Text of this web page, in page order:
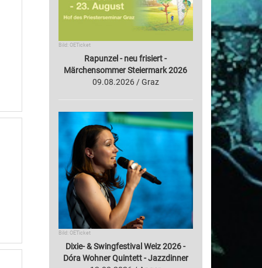
Bild: OETicket
Rapunzel - neu frisiert -
Märchensommer Steiermark 2026
09.08.2026 / Graz
Bild: OETicket
Dixie- & Swingfestival Weiz 2026 -
Dóra Wohner Quintett - Jazzdinner